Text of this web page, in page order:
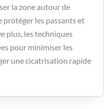
la zone autour de
les passants et
plus, les techniques
pour minimiser les
une cicatrisation rapide